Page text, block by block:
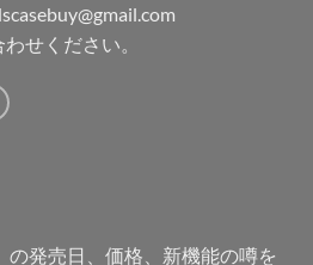
せください。
の発売日、価格、新機能の噂を